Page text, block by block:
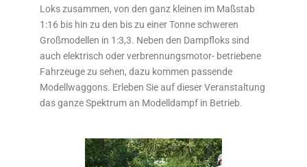
Loks zusammen, von den ganz kleinen im Maßstab
1:16 bis hin zu den bis zu einer Tonne schweren
Großmodellen in 1:3,3. Neben den Dampfloks sind
auch elektrisch oder verbrennungsmotor- betriebene
Fahrzeuge zu sehen, dazu kommen passende
Modellwaggons. Erleben Sie auf dieser Veranstaltung
das ganze Spektrum an Modelldampf in Betrieb.